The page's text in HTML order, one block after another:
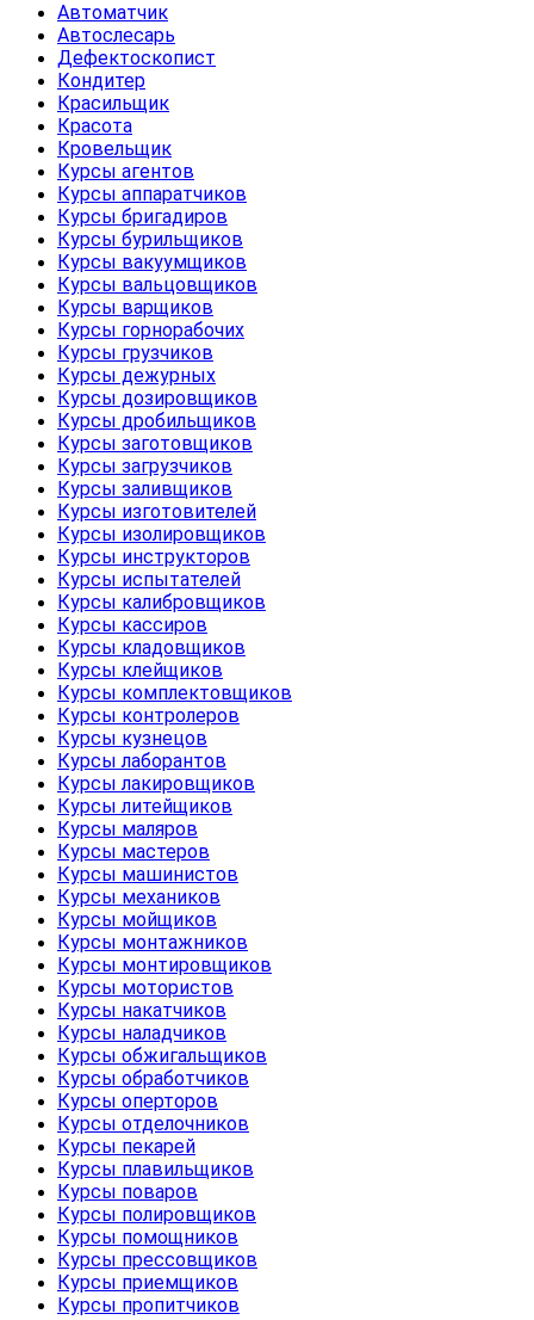
Автоматчик
Автослесарь
Дефектоскопист
Кондитер
Красильщик
Красота
Кровельщик
Курсы агентов
Курсы аппаратчиков
Курсы бригадиров
Курсы бурильщиков
Курсы вакуумщиков
Курсы вальцовщиков
Курсы варщиков
Курсы горнорабочих
Курсы грузчиков
Курсы дежурных
Курсы дозировщиков
Курсы дробильщиков
Курсы заготовщиков
Курсы загрузчиков
Курсы заливщиков
Курсы изготовителей
Курсы изолировщиков
Курсы инструкторов
Курсы испытателей
Курсы калибровщиков
Курсы кассиров
Курсы кладовщиков
Курсы клейщиков
Курсы комплектовщиков
Курсы контролеров
Курсы кузнецов
Курсы лаборантов
Курсы лакировщиков
Курсы литейщиков
Курсы маляров
Курсы мастеров
Курсы машинистов
Курсы механиков
Курсы мойщиков
Курсы монтажников
Курсы монтировщиков
Курсы мотористов
Курсы накатчиков
Курсы наладчиков
Курсы обжигальщиков
Курсы обработчиков
Курсы оперторов
Курсы отделочников
Курсы пекарей
Курсы плавильщиков
Курсы поваров
Курсы полировщиков
Курсы помощников
Курсы прессовщиков
Курсы приемщиков
Курсы пропитчиков